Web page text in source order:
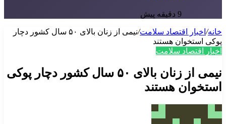
9 دقیقه پیش
خانه/ اخبار اقتصاد سلامت/
نیمی از زنان بالای ۵۰ سال کشور دچار
پوکی استخوان هستند
اخبار اقتصاد سلامت
نیمی از زنان بالای ۵۰ سال کشور دچار پوکی
استخوان هستند